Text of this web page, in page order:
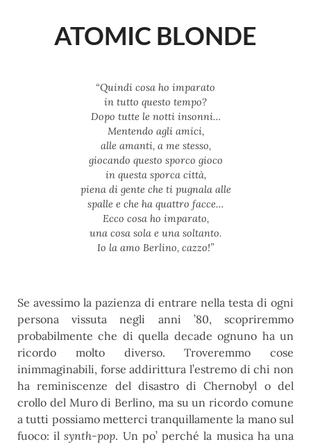
ATOMIC BLONDE
“Quindi cosa ho imparato
in tutto questo tempo?
Dopo tutte le notti insonni…
Mentendo agli amici,
alle amanti, a me stesso,
giocando questo sporco gioco
in questa sporca città,
piena di gente che ti pugnala alle
spalle e che ha quattro facce…
Ecco cosa ho imparato,
una cosa sola e una soltanto.
Io la amo Berlino, cazzo!”
Se avessimo la pazienza di entrare nella testa di ogni
persona vissuta negli anni ’80, scopriremmo
probabilmente che di quella decade ognuno ha un
ricordo molto diverso. Troveremmo cose
inimmaginabili, forse addirittura l’estremo di chi non
ha reminiscenze del disastro di Chernobyl o del
crollo del Muro di Berlino, ma su un ricordo comune
a tutti possiamo metterci tranquillamente la mano sul
fuoco: ilsynth-pop. Un po’ perché la musica ha una